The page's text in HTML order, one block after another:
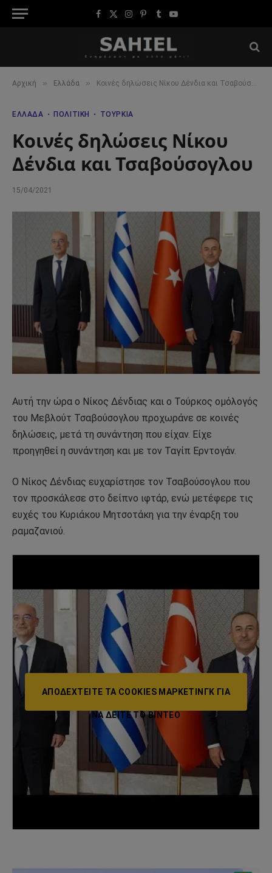
Facebook
X
Instagram
Pinterest
TumblrYouTube
Αρχική » Ελλάδα » Kοινές δηλώσεις Νίκου Δένδια και Τσαβούσογλου
ΕΛΛΆΔΑ ΠΟΛΙΤΙΚΉ ΤΟΥΡΚΊΑ
Kοινές δηλώσεις Νίκου
Δένδια και Τσαβούσογλου
15/04/2021
Αυτή την ώρα ο Νίκος Δένδιας και ο Τούρκος ομόλογός
του Μεβλούτ Τσαβούσογλου προχωράνε σε κοινές
δηλώσεις, μετά τη συνάντηση που είχαν. Είχε
προηγηθεί η συνάντηση και με τον Ταγίπ Ερντογάν.
Ο Νίκος Δένδιας ευχαρίστησε τον Τσαβούσογλου που
τον προσκάλεσε στο δείπνο ιφτάρ, ενώ μετέφερε τις
ευχές του Κυριάκου Μητσοτάκη για την έναρξη του
ραμαζανιού.
ΑΠΟΔΕΧΤΕΊΤΕ ΤΑ COOKIES ΜΆΡΚΕΤΙΝΓΚ ΓΙΑ
ΝΑ ΔΕΊΤΕ ΤΟ ΒΙΝΤΕΟ